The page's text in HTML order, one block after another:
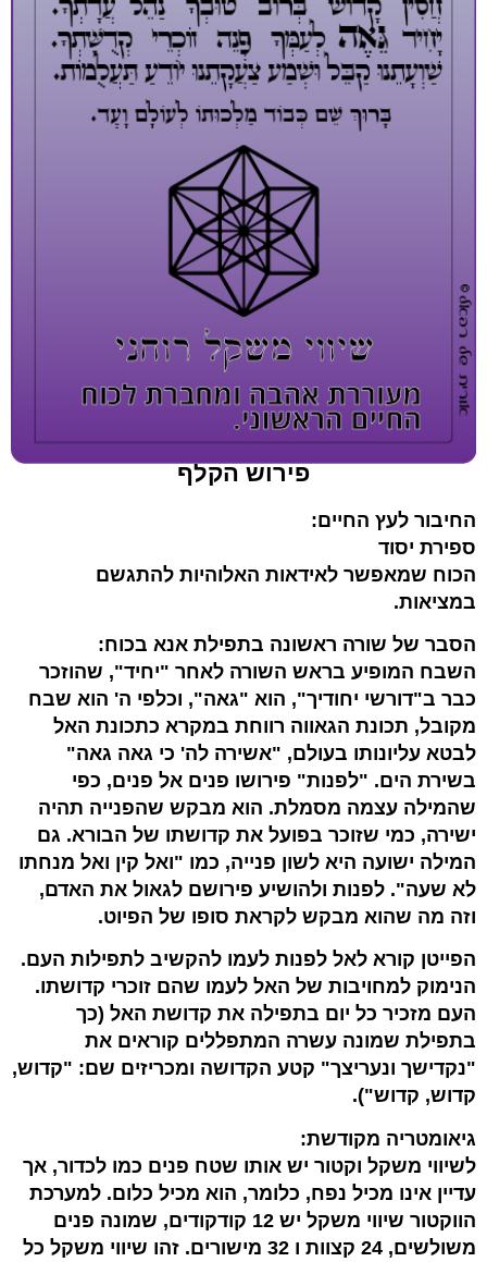
פירוש הקלף
החיבור לעץ החיים:
ספירת יסוד
הכוח שמאפשר לאידאות האלוהיות להתגשם
במציאות.
הסבר של שורה ראשונה בתפילת אנא בכוח:
השבח המופיע בראש השורה לאחר "יחיד", שהוזכר
כבר ב"דורשי יחודיך", הוא "גאה", וכלפי ה' הוא שבח
מקובל, תכונת הגאווה רווחת במקרא כתכונת האל
לבטא עליונותו בעולם, "אשירה לה' כי גאה גאה"
בשירת הים. "לפנות" פירושו פנים אל פנים, כפי
שהמילה עצמה מסמלת. הוא מבקש שהפנייה תהיה
ישירה, כמי שזוכר בפועל את קדושתו של הבורא. גם
המילה ישועה היא לשון פנייה, כמו "ואל קין ואל מנחתו
לא שעה". לפנות ולהושיע פירושם לגאול את האדם,
וזה מה שהוא מבקש לקראת סופו של הפיוט.
הפייטן קורא לאל לפנות לעמו להקשיב לתפילות העם.
הנימוק למחויבות של האל לעמו שהם זוכרי קדושתו.
העם מזכיר כל יום בתפילה את קדושת האל (כך
בתפילת שמונה עשרה המתפללים קוראים את
"נקדישך ונעריצך" קטע הקדושה ומכריזים שם: "קדוש,
קדוש, קדוש").
גיאומטריה מקודשת:
לשיווי משקל וקטור יש אותו שטח פנים כמו לכדור, אך
עדיין אינו מכיל נפח, כלומר, הוא מכיל כלום. למערכת
הווקטור שיווי משקל יש 12 קודקודים, שמונה פנים
משולשים, 24 קצוות ו 32 מישורים. זהו שיווי משקל כל